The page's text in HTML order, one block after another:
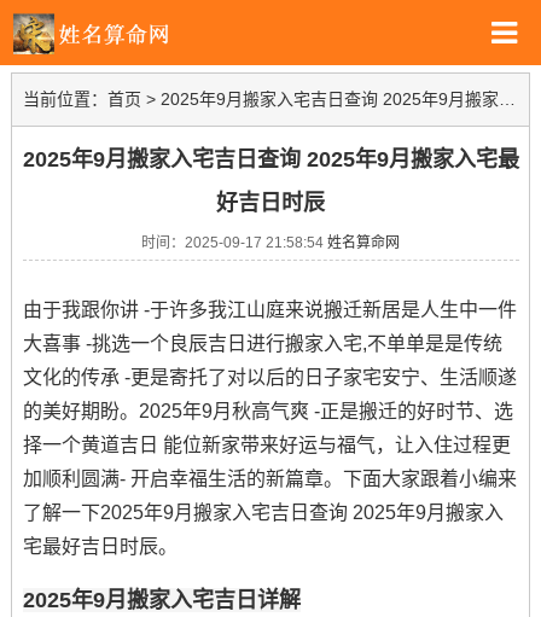
当前位置： 首页 > 2025年9月搬家入宅吉日查询 2025年9月搬家入宅最好吉日时辰
2025年9月搬家入宅吉日查询 2025年9月搬家入宅最
好吉日时辰
时间：2025-09-17 21:58:54 姓名算命网
由于我跟你讲 -于许多我江山庭来说搬迁新居是人生中一件
大喜事 -挑选一个良辰吉日进行搬家入宅,不单单是是传统
文化的传承 -更是寄托了对以后的日子家宅安宁、生活顺遂
的美好期盼。2025年9月秋高气爽 -正是搬迁的好时节、选
择一个黄道吉日 能位新家带来好运与福气，让入住过程更
加顺利圆满- 开启幸福生活的新篇章。下面大家跟着小编来
了解一下2025年9月搬家入宅吉日查询 2025年9月搬家入
宅最好吉日时辰。
2025年9月搬家入宅吉日详解